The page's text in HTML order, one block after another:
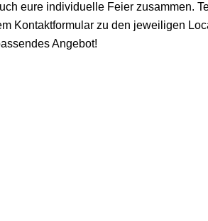
eure individuelle Feier zusammen.
Kontaktformular zu den jeweiligen
Angebot!